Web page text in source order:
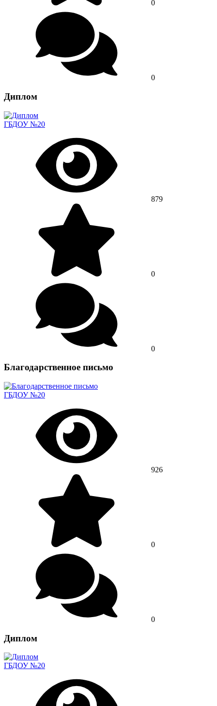
0
0
Диплом
ГБДОУ №20
879
0
0
Благодарственное письмо
ГБДОУ №20
926
0
0
Диплом
ГБДОУ №20